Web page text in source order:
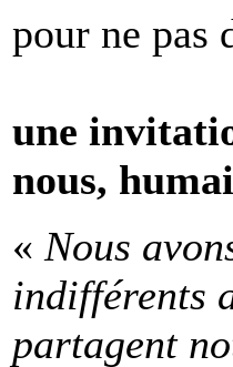
pour ne pas
une
nous,
« Nous
indifférents
partagent